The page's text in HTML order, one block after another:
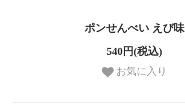
ポンせんべい えび味
540円(税込)
お気に入り